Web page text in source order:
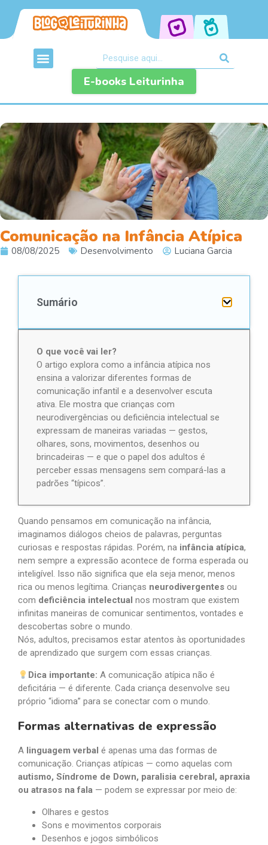
E-books Leiturinha
Comunicação na Infância Atípica
08/08/2025 Desenvolvimento Luciana Garcia
Sumário
O que você vai ler?
O artigo explora como a infância atípica nos
ensina a valorizar diferentes formas de
comunicação infantil e a desenvolver escuta
ativa. Ele mostra que crianças com
neurodivergências ou deficiência intelectual se
expressam de maneiras variadas — gestos,
olhares, sons, movimentos, desenhos ou
brincadeiras — e que o papel dos adultos é
perceber essas mensagens sem compará-las a
padrões “típicos”.
Quando pensamos em comunicação na infância,
imaginamos diálogos cheios de palavras, perguntas
curiosas e respostas rápidas. Porém, na infância atípica,
nem sempre a expressão acontece de forma esperada ou
inteligível. Isso não significa que ela seja menor, menos
rica ou menos legítima. Crianças neurodivergentes ou
com deficiência intelectual nos mostram que existem
infinitas maneiras de comunicar sentimentos, vontades e
descobertas sobre o mundo.
Nós, adultos, precisamos estar atentos às oportunidades
de aprendizado que surgem com essas crianças.
Dica importante: A comunicação atípica não é
deficitária — é diferente. Cada criança desenvolve seu
próprio “idioma” para se conectar com o mundo.
Formas alternativas de expressão
A linguagem verbal é apenas uma das formas de
comunicação. Crianças atípicas — como aquelas com
autismo, Síndrome de Down, paralisia cerebral, apraxia
ou atrasos na fala — podem se expressar por meio de:
Olhares e gestos
Sons e movimentos corporais
Desenhos e jogos simbólicos